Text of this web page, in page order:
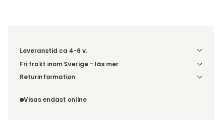
Leveranstid ca 4-6 v.
Fri frakt inom Sverige - läs mer
Denna vara skickas till ett ombud. Du väljer själv i kassan
varan ihop med andra produkter skickas hela ordern
Returinformation
inte av ångerrätten.
Visas endast online